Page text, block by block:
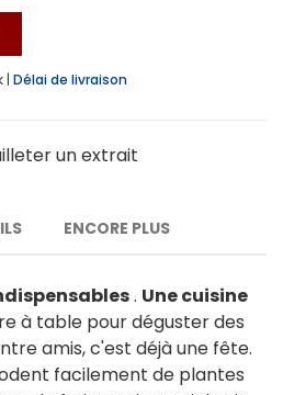
| Délai de livraison
un extrait
ENCORE PLUS
. Une cuisine
à table pour déguster des
amis, c'est déjà une fête.
facilement de plantes